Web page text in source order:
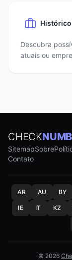
Descubra
atuais ou
CHECK
SitemapSobre
Contato
AR AU BY
IE IT KZ
© 2026